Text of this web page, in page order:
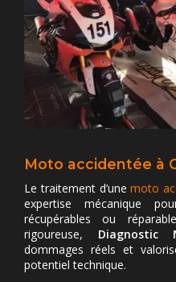
Moto accidentée à
Le traitement d’unemoto
expertise mécanique
récupérables ou
rigoureuse, Diagnostic
dommages réels et
potentiel technique.